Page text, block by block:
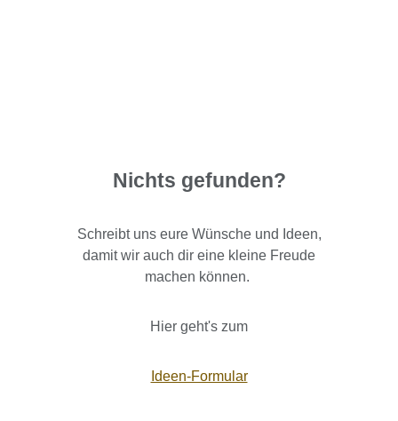
Nichts gefunden?
Schreibt uns eure Wünsche und Ideen,
damit wir auch dir eine kleine Freude
machen können.
Hier geht's zum
Ideen-Formular